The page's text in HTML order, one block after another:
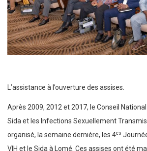
L’assistance à l’ouverture des assises.
Après 2009, 2012 et 2017, le Conseil
Sida et les Infections Sexuellement
organisé, la semaine dernière, les 4es
VIH et le Sida à Lomé. Ces assises ont été